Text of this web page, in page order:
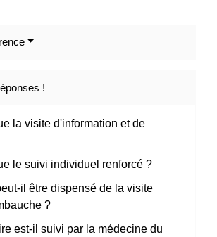
!
la visite d'information et de
le suivi individuel renforcé ?
il être dispensé de la visite
?
est-il suivi par la médecine du